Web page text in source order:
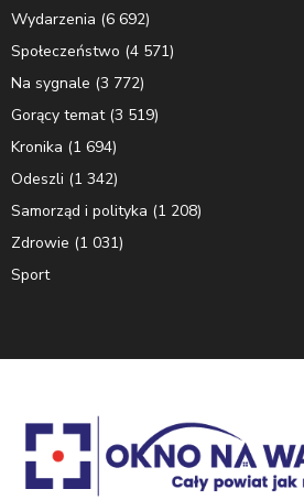
Wydarzenia (6 692)
Społeczeństwo (4 571)
Na sygnale (3 772)
Gorący temat(3 519)
Kronika (1 694)
Odeszli (1 342)
Samorząd i polityka (1 208)
Zdrowie (1 031)
Sport